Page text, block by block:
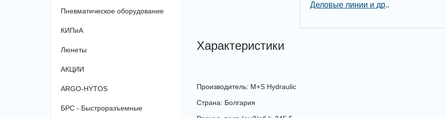
Пневматическое оборудование
КИПиА
Люнеты
АКЦИИ
ARGO-HYTOS
БРС - Быстроразъемные
Деловые линии и др..
Характеристики
Производитель: M+S Hydraulic
Страна: Болгария